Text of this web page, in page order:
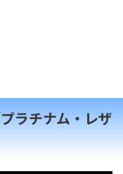
ラチナム・レザ